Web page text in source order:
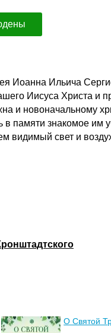
Иоанна Ильича
Иисуса Христа
и новоначальному
памяти знакомое им
видимый свет и
О Святой